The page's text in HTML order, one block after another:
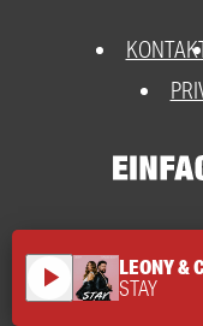
play_arrow LEONY &
STAY